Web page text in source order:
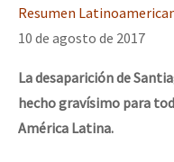
Resumen
10 de agosto de 2017
La desaparición de
hecho gravísimo para
América Latina.